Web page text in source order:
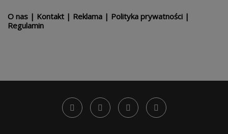
O nas | Kontakt | Reklama | Polityka prywatności |
Regulamin